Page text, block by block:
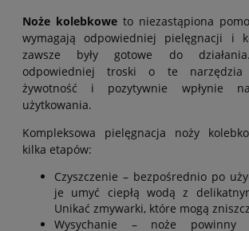
Noże kolebkowe to niezastąpiona
wymagają odpowiedniej pielęgnacji i
zawsze były gotowe do
odpowiedniej troski o te narzędzia
żywotność i pozytywnie wpłynie
użytkowania.
Kompleksowa pielęgnacja noży
kilka etapów:
Czyszczenie – bezpośrednio po
je umyć ciepłą wodą z
Unikać zmywarki, które mogą
Wysychanie – noże powinny